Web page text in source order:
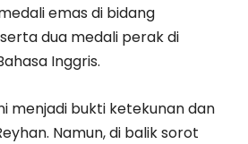
emas di bidang
dua medali perak di
Inggris.
menjadi bukti ketekunan dan
Namun, di balik sorot